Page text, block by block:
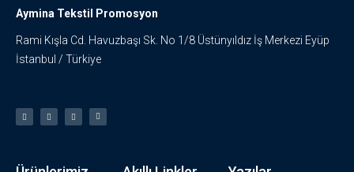
Aymina Tekstil Promosyon
Rami Kışla Cd. Havuzbaşı Sk. No 1/8 Üstünyıldız İş Merkezi Eyüp
İstanbul / Türkiye